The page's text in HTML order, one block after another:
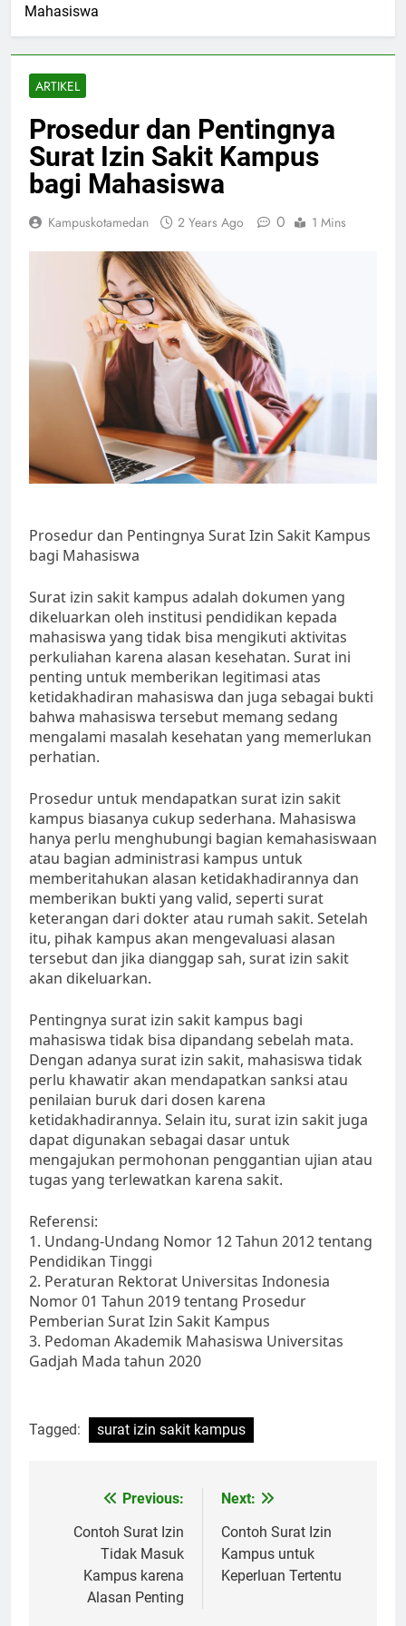
Mahasiswa
ARTIKEL
Prosedur dan Pentingnya
Surat Izin Sakit Kampus
bagi Mahasiswa
Kampuskotamedan 2 Years Ago 0 1 Mins
Prosedur dan Pentingnya Surat Izin Sakit Kampus
bagi Mahasiswa
Surat izin sakit kampus adalah dokumen yang
dikeluarkan oleh institusi pendidikan kepada
mahasiswa yang tidak bisa mengikuti aktivitas
perkuliahan karena alasan kesehatan. Surat ini
penting untuk memberikan legitimasi atas
ketidakhadiran mahasiswa dan juga sebagai bukti
bahwa mahasiswa tersebut memang sedang
mengalami masalah kesehatan yang memerlukan
perhatian.
Prosedur untuk mendapatkan surat izin sakit
kampus biasanya cukup sederhana. Mahasiswa
hanya perlu menghubungi bagian kemahasiswaan
atau bagian administrasi kampus untuk
memberitahukan alasan ketidakhadirannya dan
memberikan bukti yang valid, seperti surat
keterangan dari dokter atau rumah sakit. Setelah
itu, pihak kampus akan mengevaluasi alasan
tersebut dan jika dianggap sah, surat izin sakit
akan dikeluarkan.
Pentingnya surat izin sakit kampus bagi
mahasiswa tidak bisa dipandang sebelah mata.
Dengan adanya surat izin sakit, mahasiswa tidak
perlu khawatir akan mendapatkan sanksi atau
penilaian buruk dari dosen karena
ketidakhadirannya. Selain itu, surat izin sakit juga
dapat digunakan sebagai dasar untuk
mengajukan permohonan penggantian ujian atau
tugas yang terlewatkan karena sakit.
Referensi:
1. Undang-Undang Nomor 12 Tahun 2012 tentang
Pendidikan Tinggi
2. Peraturan Rektorat Universitas Indonesia
Nomor 01 Tahun 2019 tentang Prosedur
Pemberian Surat Izin Sakit Kampus
3. Pedoman Akademik Mahasiswa Universitas
Gadjah Mada tahun 2020
Tagged: surat izin sakit kampus
navigation
Previous:
Contoh Surat Izin
Tidak Masuk
Kampus karena
Alasan Penting
Next:
Contoh Surat Izin
Kampus untuk
Keperluan Tertentu